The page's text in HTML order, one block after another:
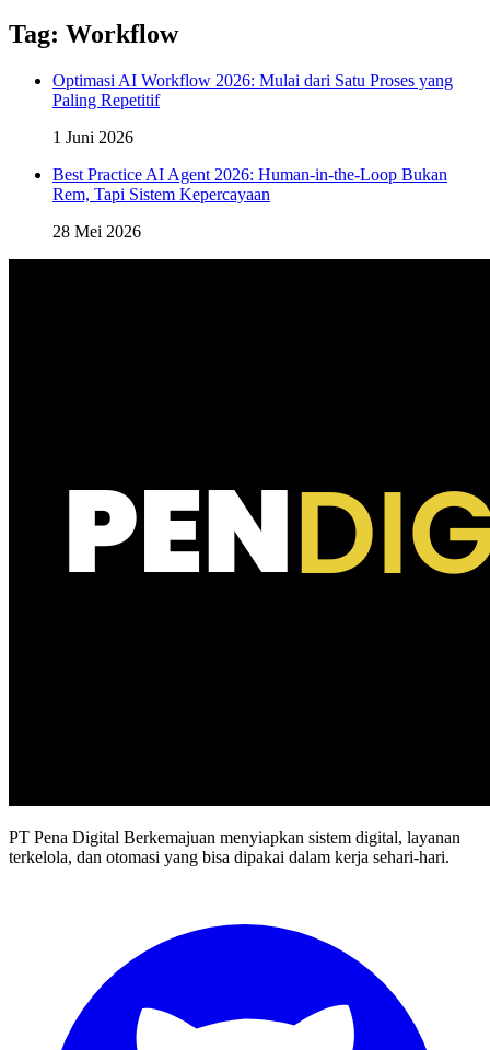
Tag: Workflow
Optimasi AI Workflow 2026: Mulai dari Satu Proses yang
Paling Repetitif
1 Juni 2026
Best Practice AI Agent 2026: Human-in-the-Loop Bukan
Rem, Tapi Sistem Kepercayaan
28 Mei 2026
PT Pena Digital Berkemajuan menyiapkan sistem digital, layanan
terkelola, dan otomasi yang bisa dipakai dalam kerja sehari-hari.